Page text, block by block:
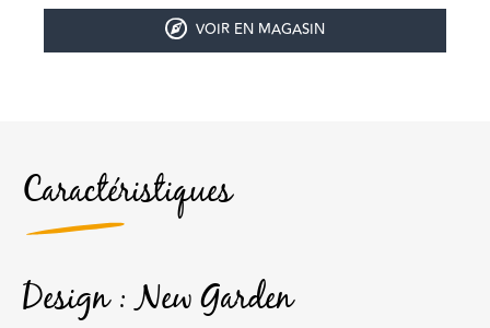
VOIR EN MAGASIN
Caractéristiques
Design : New Garden